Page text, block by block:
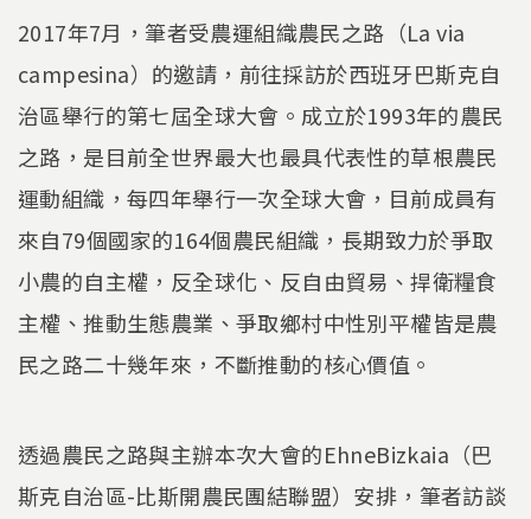
2017年7月，筆者受農運組織農民之路（La via
campesina）的邀請，前往採訪於西班牙巴斯克自
治區舉行的第七屆全球大會。成立於1993年的農民
之路，是目前全世界最大也最具代表性的草根農民
運動組織，每四年舉行一次全球大會，目前成員有
來自79個國家的164個農民組織，長期致力於爭取
小農的自主權，反全球化、反自由貿易、捍衛糧食
主權、推動生態農業、爭取鄉村中性別平權皆是農
民之路二十幾年來，不斷推動的核心價值。
透過農民之路與主辦本次大會的EhneBizkaia（巴
斯克自治區-比斯開農民團結聯盟）安排，筆者訪談